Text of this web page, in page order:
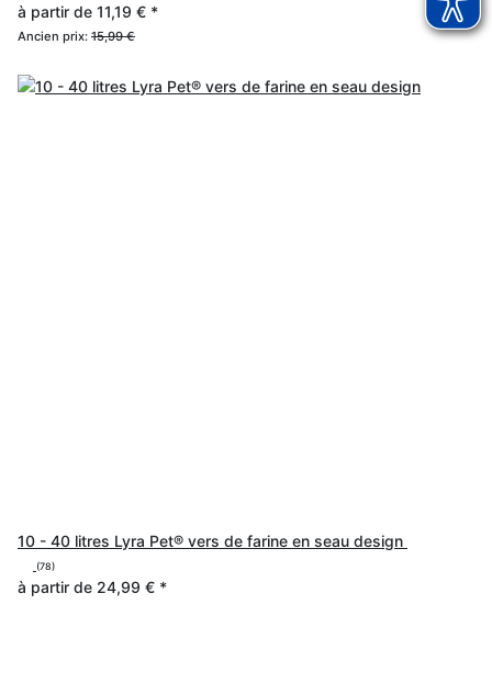
à partir de 11,19 € *
Ancien prix: 15,99 €
10 - 40 litres Lyra Pet® vers de farine en seau design
(78)
à partir de 24,99 € *